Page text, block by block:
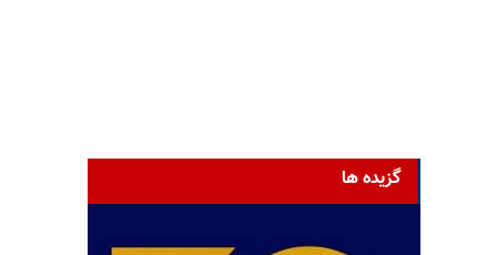
گزیده ها